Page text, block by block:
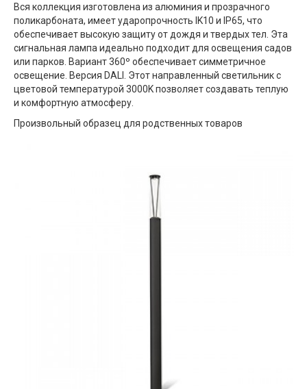
Вся коллекция изготовлена ​​из алюминия и прозрачного
поликарбоната, имеет ударопрочность IK10 и IP65, что
обеспечивает высокую защиту от дождя и твердых тел. Эта
сигнальная лампа идеально подходит для освещения садов
или парков. Вариант 360º обеспечивает симметричное
освещение. Версия DALI. Этот направленный светильник с
цветовой температурой 3000K позволяет создавать теплую
и комфортную атмосферу.
Произвольный образец для родственных товаров